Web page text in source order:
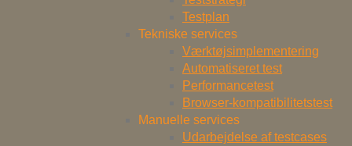
Testplan
Tekniske services
Værktøjsimplementering
Automatiseret test
Performancetest
Browser-kompatibilitetstest
Manuelle services
Udarbejdelse af testcases